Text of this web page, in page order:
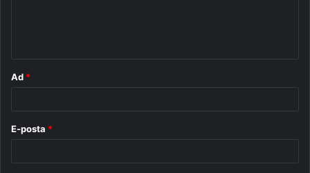
Ad *
E-posta *